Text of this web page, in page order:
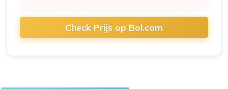
Check Prijs op Bol.com